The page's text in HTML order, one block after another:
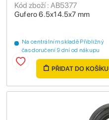
Gufero 6.5x14.5x7 mm
Kód zboží : AB5377
Na centrálním skladě Přibližný
čas doručení 9 dní od nákupu
PŘIDAT DO KOŠÍKU